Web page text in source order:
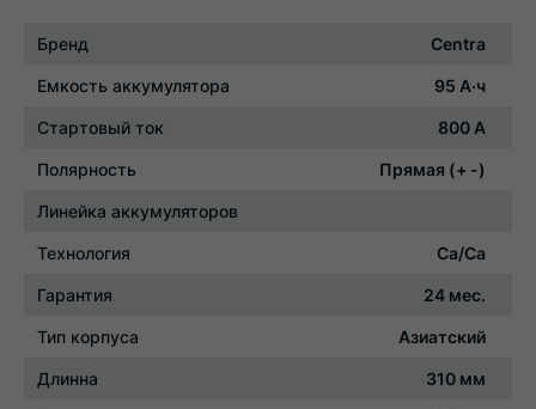
Бренд Centra
Емкость аккумулятора 95 А·ч
Стартовый ток 800 А
Полярность Прямая (+ -)
Линейка аккумуляторов
Технология Ca/Ca
Гарантия 24 мес.
Тип корпуса Азиатский
Длинна 310 мм